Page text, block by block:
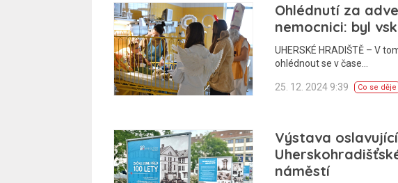
Ohlédnutí za
nemocnici: byl
UHERSKÉ HRADIŠTĚ – V
ohlédnout se v čase…
25. 12. 2024 9:39 Co se děje
Výstava
náměstí